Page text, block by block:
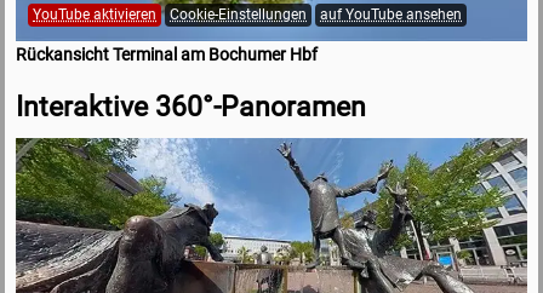
YouTube aktivieren
Cookie-Einstellungen auf YouTube ansehen
Rückansicht Terminal am Bochumer Hbf
Interaktive 360°-Panoramen